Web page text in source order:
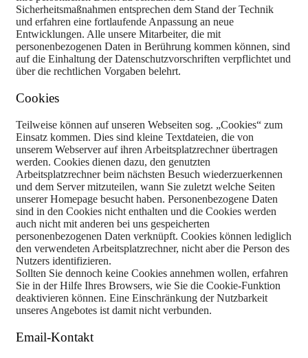
Sicherheitsmaßnahmen entsprechen dem Stand der Technik
und erfahren eine fortlaufende Anpassung an neue
Entwicklungen. Alle unsere Mitarbeiter, die mit
personenbezogenen Daten in Berührung kommen können, sind
auf die Einhaltung der Datenschutzvorschriften verpflichtet und
über die rechtlichen Vorgaben belehrt.
Cookies
Teilweise können auf unseren Webseiten sog. „Cookies“ zum
Einsatz kommen. Dies sind kleine Textdateien, die von
unserem Webserver auf ihren Arbeitsplatzrechner übertragen
werden. Cookies dienen dazu, den genutzten
Arbeitsplatzrechner beim nächsten Besuch wiederzuerkennen
und dem Server mitzuteilen, wann Sie zuletzt welche Seiten
unserer Homepage besucht haben. Personenbezogene Daten
sind in den Cookies nicht enthalten und die Cookies werden
auch nicht mit anderen bei uns gespeicherten
personenbezogenen Daten verknüpft. Cookies können lediglich
den verwendeten Arbeitsplatzrechner, nicht aber die Person des
Nutzers identifizieren.
Sollten Sie dennoch keine Cookies annehmen wollen, erfahren
Sie in der Hilfe Ihres Browsers, wie Sie die Cookie-Funktion
deaktivieren können. Eine Einschränkung der Nutzbarkeit
unseres Angebotes ist damit nicht verbunden.
Email-Kontakt